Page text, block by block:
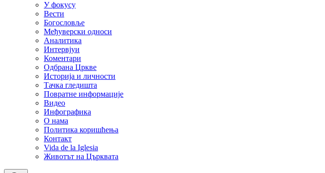
У фокусу
Вести
Богословље
Међуверски односи
Аналитика
Интервјуи
Коментари
Одбрана Цркве
Историја и личности
Тачка гледишта
Повратне информације
Видео
Инфографика
О нама
Политика коришћења
Контакт
Vida de la Iglesia
Животът на Църквата